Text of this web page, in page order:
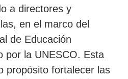
a directores y
en el marco del
de Educación
por la UNESCO. Esta
propósito fortalecer las